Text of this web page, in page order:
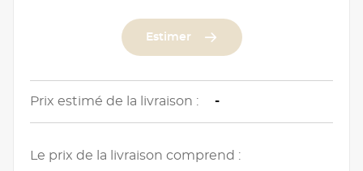
Estimer
Prix estimé de la livraison : -
Le prix de la livraison comprend :